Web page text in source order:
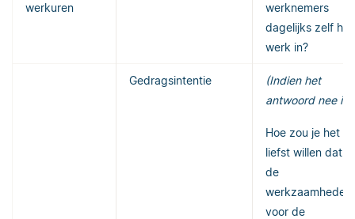
werkuren
werknemers
dagelijks zelf hun
werk in?
Gedragsintentie
(Indien het
antwoord nee is:)
Hoe zou je het
liefst willen dat
de
werkzaamheden
voor de